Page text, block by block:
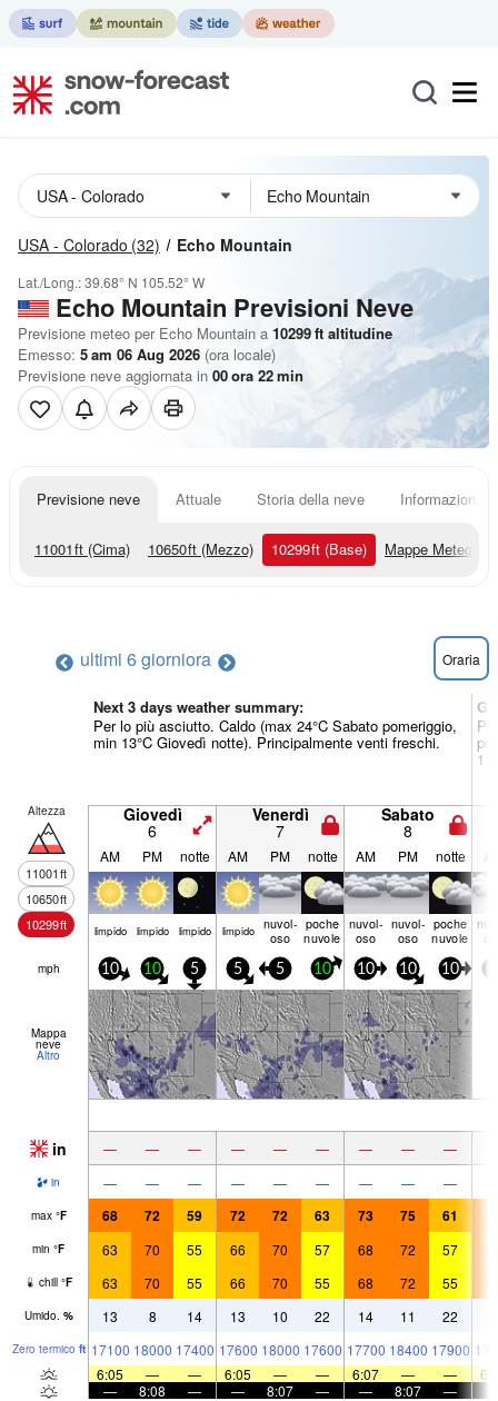
USA - Colorado (32) Echo Mountain
Lat./Long.:39.68° N 105.52° W
Echo Mountain Previsioni Neve
Previsione meteo per Echo Mountain a 10299ft altitudine
Emesso: 5 am 06 Aug 2026 (ora locale)
Previsione neve aggiornata in 00ora 22min
Previsione neve Attuale Storia della neve Informazioni
11001ft (Cima) 10650ft (Mezzo) 10299ft (Base) Mappe Meteo
ultimi 6 giorniora Oraria
Next 3 days weather summary:
Per lo più asciutto. Caldo (max 24°C Sabato pomeriggio,
min 13°C Giovedì notte). Principalmente venti freschi.
Altezza
11001ft
10650ft
10299ft
Giovedì
6
Venerdì
7
Sabato
8
AM PM notte AM PM notte AM PM notte
limp­ido limp­ido limp­ido limp­ido nuvol-
oso
poche
nuvole
nuvol-
oso
nuvol-
oso
poche
nuvole
mph 10 10 5 5 5 10 10 10 10
Mappa
neve
Altro
in — — — — — — — — —
in — — — — — — — — —
max °F 68 72 59 72 72 63 73 75 61
min °F 63 70 55 66 70 57 68 72 57
chill °F 63 70 55 66 70 55 68 72 55
Umido. % 13 8 14 13 10 22 14 11 22
Zero termico ft 17100 18000 17400 17600 18000 17600 17700 18400 17900
6:05
— — 6:05 — — 6:07 — —
—
8:08 — — 8:07 — — 8:07 —